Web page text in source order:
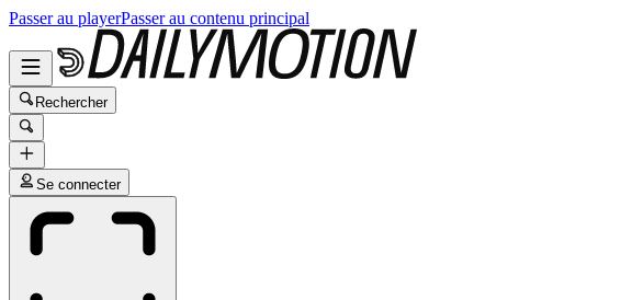
Passer au playerPasser au contenu principal
Rechercher
Se connecter